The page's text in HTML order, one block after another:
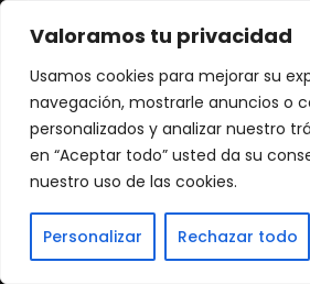
Valoramos tu privacidad
Usamos cookies para mejorar su
navegación, mostrarle anuncios o
personalizados y analizar nuestro
en “Aceptar todo” usted da su
nuestro uso de las cookies.
Personalizar Rechazar todo
Soporte al cliente
Omnicanal 24/7
Esta herramienta atiende
usuarios finales a través de
canales digitales como
entornos web. Responde
sobre el estado de los envíos
Características:
lenguaje natural y